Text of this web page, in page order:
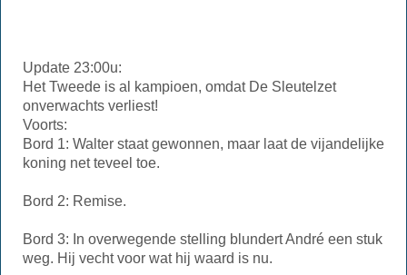
Update 23:00u:
Het Tweede is al kampioen, omdat De Sleutelzet
onverwachts verliest!
Voorts:
Bord 1: Walter staat gewonnen, maar laat de vijandelijke
koning net teveel toe.
Bord 2: Remise.
Bord 3: In overwegende stelling blundert André een stuk
weg. Hij vecht voor wat hij waard is nu.